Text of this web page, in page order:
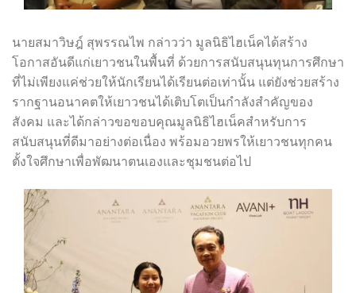
นายสมาวิษฎ์ สุพรรณไพ กล่าวว่า มูลนิธิไฮเน็คได้สร้าง
โอกาสอันดีแก่เยาวชนในพื้นที่ ด้วยการสนับสนุนทุนการศึกษา
ที่ไม่เพียงแค่ช่วยให้นักเรียนได้เรียนต่อเท่านั้น แต่ยังช่วยสร้าง
รากฐานอนาคตให้เยาวชนได้เติบโตเป็นกำลังสำคัญของ
สังคม และได้กล่าวขอขอบคุณมูลนิธิไฮเน็คสำหรับการ
สนับสนุนที่ดีมาอย่างต่อเนื่อง พร้อมอวยพรให้เยาวชนทุกคน
ตั้งใจศึกษาเพื่อพัฒนาตนเองและชุมชนต่อไป